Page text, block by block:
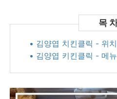
• 김양엽 치킨클릭 - 위치
• 김양엽 키킨클릭 - 메뉴